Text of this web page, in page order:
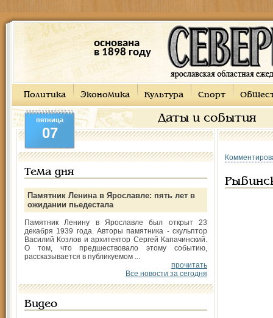
основана
в 1898 году
Политика Экономика Культура Спорт
Даты и события
пятница
07
Тема дня
Памятник Ленина в Ярославле: пять лет в
ожидании пьедестала
Памятник Ленину в Ярославле был открыт 23
декабря 1939 года. Авторы памятника - скульптор
Василий Козлов и архитектор Сергей Капачинский.
О том, что предшествовало этому событию,
рассказывается в публикуемом ...
прочитать
Все новости за сегодня
Видео